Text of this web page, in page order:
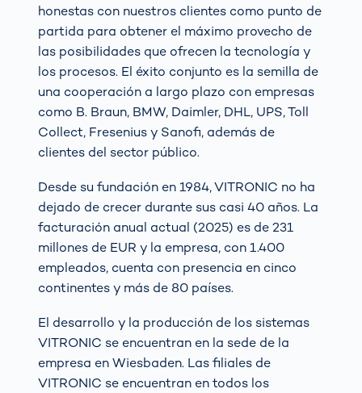
honestas con nuestros clientes como punto de
partida para obtener el máximo provecho de
las posibilidades que ofrecen la tecnología y
los procesos. El éxito conjunto es la semilla de
una cooperación a largo plazo con empresas
como B. Braun, BMW, Daimler, DHL, UPS, Toll
Collect, Fresenius y Sanofi, además de
clientes del sector público.
Desde su fundación en 1984, VITRONIC no ha
dejado de crecer durante sus casi 40 años. La
facturación anual actual (2025) es de 231
millones de EUR y la empresa, con 1.400
empleados, cuenta con presencia en cinco
continentes y más de 80 países.
El desarrollo y la producción de los sistemas
VITRONIC se encuentran en la sede de la
empresa en Wiesbaden. Las filiales de
VITRONIC se encuentran en todos los